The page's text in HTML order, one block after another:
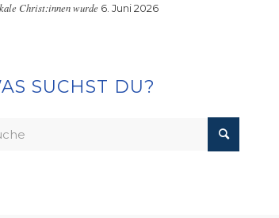
Christ:innen wurde 6. Juni 2026
SUCHST DU?